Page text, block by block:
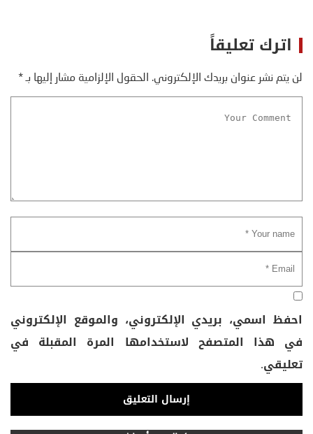
اترك تعليقاً
لن يتم نشر عنوان بريدك الإلكتروني. الحقول الإلزامية مشار إليها بـ*
احفظ اسمي، بريدي الإلكتروني، والموقع الإلكتروني
في هذا المتصفح لاستخدامها المرة المقبلة في
تعليقي.